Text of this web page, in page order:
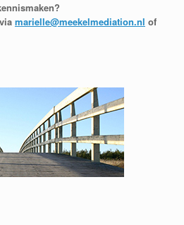
marielle@meekelmediation.nl of